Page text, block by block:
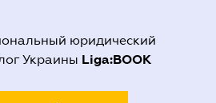
юридический
Украины Liga:BOOK